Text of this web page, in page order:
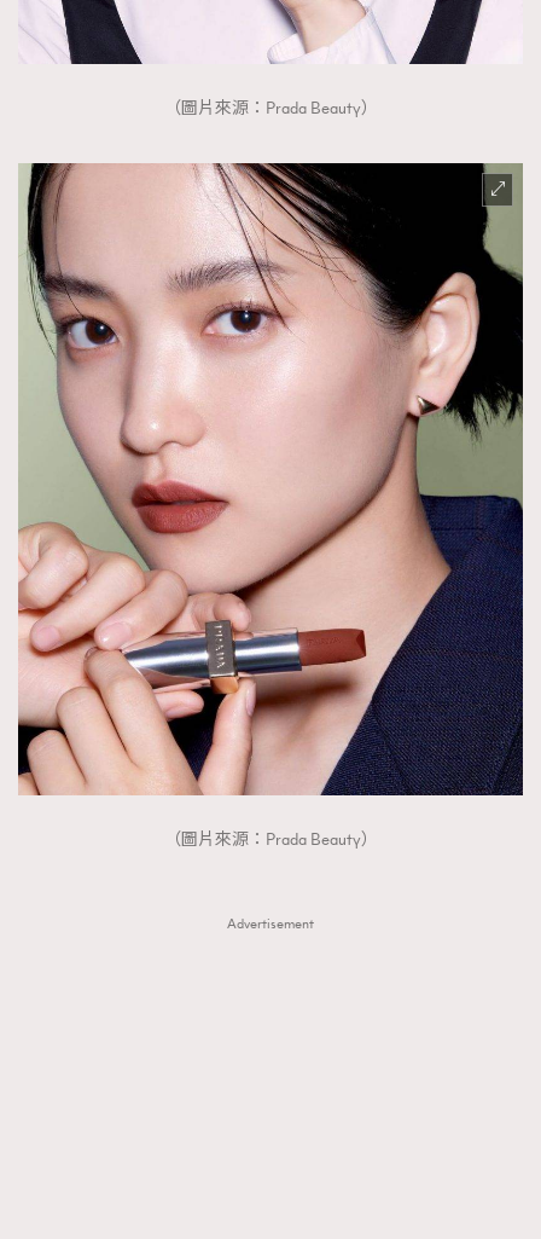
（圖片來源：Prada Beauty）
（圖片來源：Prada Beauty）
Advertisement